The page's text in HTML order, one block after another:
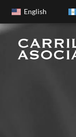
English